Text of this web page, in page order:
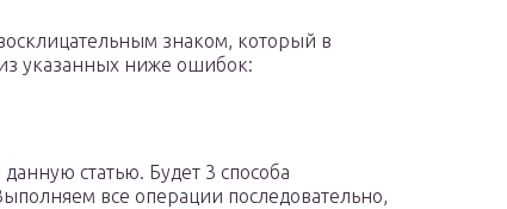
знаком, который в
указанных ниже ошибок:
статью. Будет 3 способа
все операции последовательно,